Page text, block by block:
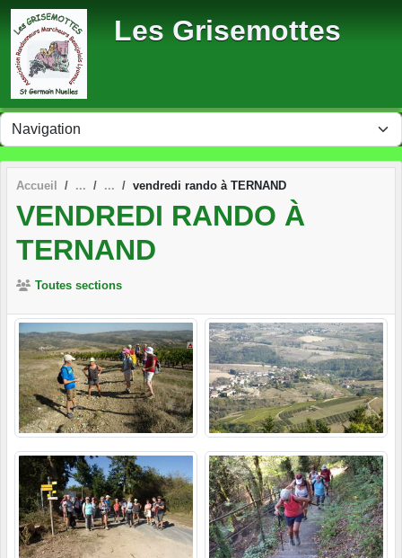
Les Grisemottes
Accueil vendredi rando à TERNAND
VENDREDI RANDO À
TERNAND
Toutes sections
Panneau de gestion des cookies